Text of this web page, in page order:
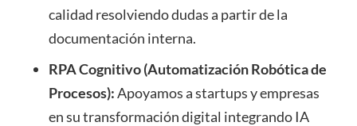
calidad resolviendo dudas a partir de la
documentación interna.
RPA Cognitivo (Automatización Robótica de
Procesos):Apoyamos a startups y empresas
en su transformación digital integrando IA